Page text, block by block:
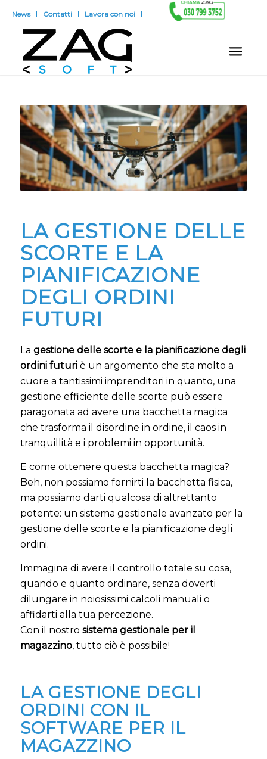
News Contatti Lavora con noi
LA GESTIONE DELLE
SCORTE E LA
PIANIFICAZIONE
DEGLI ORDINI
FUTURI
La gestione delle scorte e la pianificazione degli
ordini futuriè un argomento che sta molto a
cuore a tantissimi imprenditori in quanto, una
gestione efficiente delle scorte può essere
paragonata ad avere una bacchetta magica
che trasforma il disordine in ordine, il caos in
tranquillità e i problemi in opportunità.
E come ottenere questa bacchetta magica?
Beh, non possiamo fornirti la bacchetta fisica,
ma possiamo darti qualcosa di altrettanto
potente: un sistema gestionale avanzato per la
gestione delle scorte e la pianificazione degli
ordini.
Immagina di avere il controllo totale su cosa,
quando e quanto ordinare, senza doverti
dilungare in noiosissimi calcoli manuali o
affidarti alla tua percezione.
Con il nostro sistema gestionale per il
magazzino, tutto ciò è possibile!
LA GESTIONE DEGLI
ORDINI CON IL
SOFTWARE PER IL
MAGAZZINO